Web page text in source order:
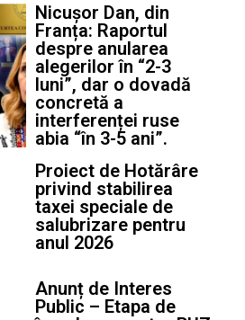
Nicușor Dan, din
Franța: Raportul
despre anularea
alegerilor în “2-3
luni”, dar o dovadă
concretă a
interferenței ruse
abia “în 3-5 ani”.
Proiect de Hotărâre
privind stabilirea
taxei speciale de
salubrizare pentru
anul 2026
Anunț de Interes
Public – Etapa de